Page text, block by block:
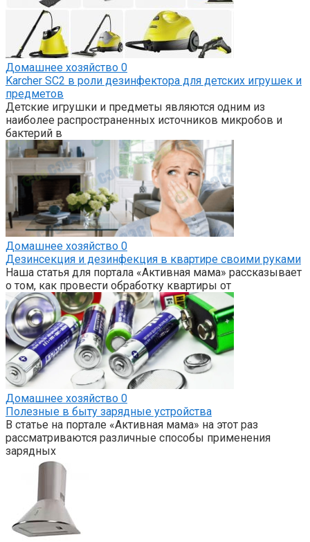
Домашнее хозяйство 0
Karcher SC2 в роли дезинфектора для детских игрушек и
предметов
Детские игрушки и предметы являются одним из
наиболее распространенных источников микробов и
бактерий в
Домашнее хозяйство 0
Дезинсекция и дезинфекция в квартире своими руками
Наша статья для портала «Активная мама» рассказывает
о том, как провести обработку квартиры от
Домашнее хозяйство 0
Полезные в быту зарядные устройства
В статье на портале «Активная мама» на этот раз
рассматриваются различные способы применения
зарядных